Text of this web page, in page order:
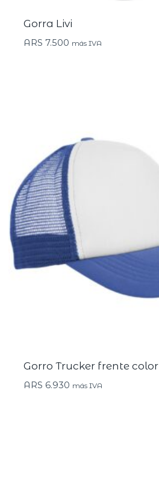
Gorra Livi
ARS 7.500 más IVA
Gorro Trucker frente color
ARS 6.930 más IVA